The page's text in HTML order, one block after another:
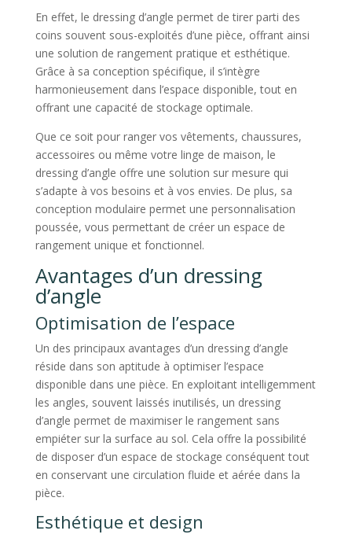
En effet, le dressing d’angle permet de tirer parti des
coins souvent sous-exploités d’une pièce, offrant ainsi
une solution de rangement pratique et esthétique.
Grâce à sa conception spécifique, il s’intègre
harmonieusement dans l’espace disponible, tout en
offrant une capacité de stockage optimale.
Que ce soit pour ranger vos vêtements, chaussures,
accessoires ou même votre linge de maison, le
dressing d’angle offre une solution sur mesure qui
s’adapte à vos besoins et à vos envies. De plus, sa
conception modulaire permet une personnalisation
poussée, vous permettant de créer un espace de
rangement unique et fonctionnel.
Avantages d’un dressing
d’angle
Optimisation de l’espace
Un des principaux avantages d’un dressing d’angle
réside dans son aptitude à optimiser l’espace
disponible dans une pièce. En exploitant intelligemment
les angles, souvent laissés inutilisés, un dressing
d’angle permet de maximiser le rangement sans
empiéter sur la surface au sol. Cela offre la possibilité
de disposer d’un espace de stockage conséquent tout
en conservant une circulation fluide et aérée dans la
pièce.
Esthétique et design